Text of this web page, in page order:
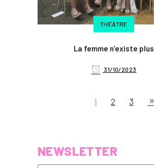
THÉÂTRE
La femme n’existe plus
31/10/2023
1 2 3
NEWSLETTER